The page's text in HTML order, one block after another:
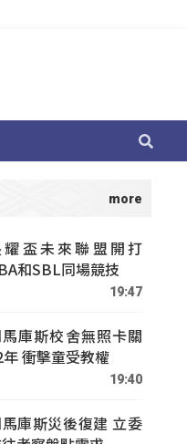
耀盃未來聯盟開打
和SBL同場競技
19:47
庫斯校舍無照卡關
年 衝擊童受教權
19:40
庫斯災後復建 立委